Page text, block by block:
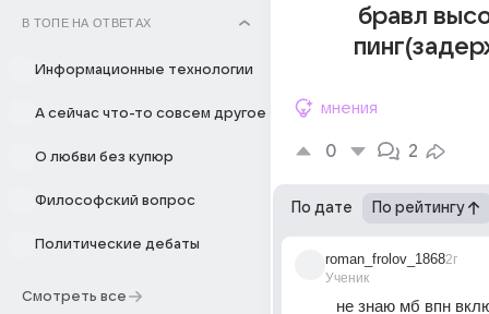
В ТОПЕ НА ОТВЕТАХ
Информационные технологии
А сейчас что-то совсем другое
О любви без купюр
Философский вопрос
Политические дебаты
Смотреть все
бравл
мнения
0 2
По дате По рейтингу
roman_frolov_1868
Ученик
2г
не знаю мб впн